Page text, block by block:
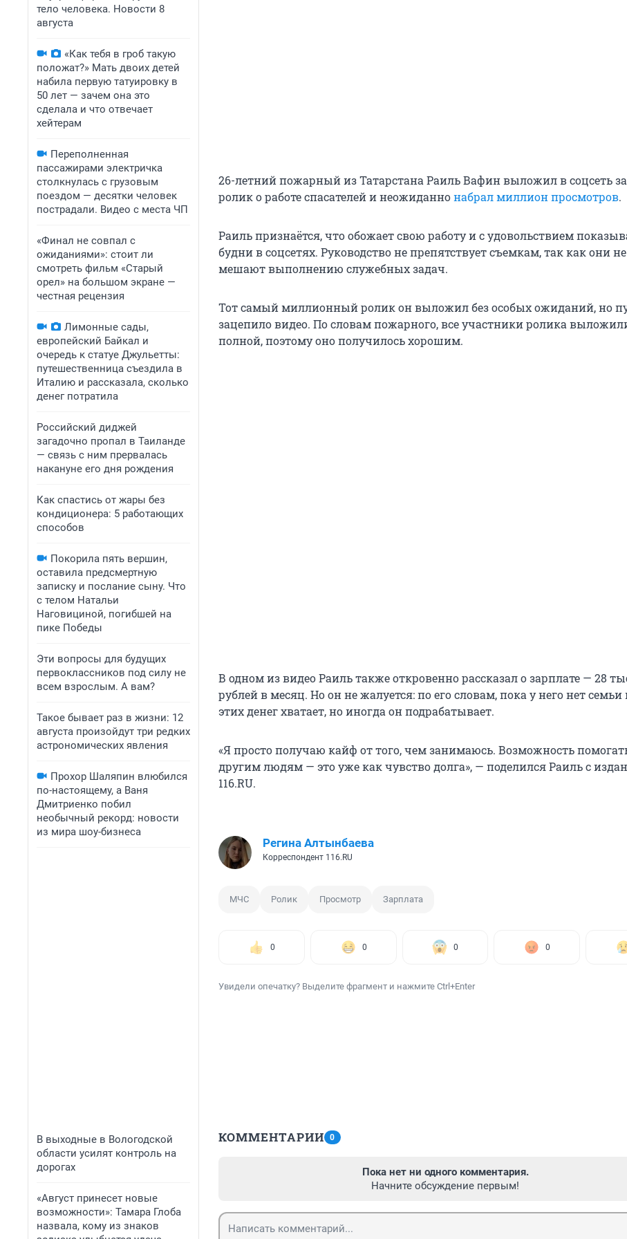
тело человека. Новости 8
августа
«Как тебя в гроб такую
положат?» Мать двоих детей
набила первую татуировку в
50 лет — зачем она это
сделала и что отвечает
хейтерам
Переполненная
пассажирами электричка
столкнулась с грузовым
поездом — десятки человек
пострадали. Видео с места ЧП
«Финал не совпал с
ожиданиями»: стоит ли
смотреть фильм «Старый
орел» на большом экране —
честная рецензия
Лимонные сады,
европейский Байкал и
очередь к статуе Джульетты:
путешественница съездила в
Италию и рассказала, сколько
денег потратила
Российский диджей
загадочно пропал в Таиланде
— связь с ним прервалась
накануне его дня рождения
Как спастись от жары без
кондиционера: 5 работающих
способов
Покорила пять вершин,
оставила предсмертную
записку и послание сыну. Что
с телом Натальи
Наговициной, погибшей на
пике Победы
Эти вопросы для будущих
первоклассников под силу не
всем взрослым. А вам?
Такое бывает раз в жизни: 12
августа произойдут три редких
астрономических явления
Прохор Шаляпин влюбился
по-настоящему, а Ваня
Дмитриенко побил
необычный рекорд: новости
из мира шоу-бизнеса
В выходные в Вологодской
области усилят контроль на
дорогах
«Август принесет новые
возможности»: Тамара Глоба
назвала, кому из знаков
26-летний пожарный из Татарстана Раиль Вафин выложил в соцсеть
ролик о работе спасателей и неожиданнонабрал миллион просмотров.
Раиль признаётся, что обожает свою работу и с удовольствием
будни в соцсетях. Руководство не препятствует съемкам, так как они не
мешают выполнению служебных задач.
Тот самый миллионный ролик он выложил без особых ожиданий, но
зацепило видео. По словам пожарного, все участники ролика
полной, поэтому оно получилось хорошим.
В одном из видео Раиль также откровенно рассказал о зарплате — 28
рублей в месяц. Но он не жалуется: по его словам, пока у него нет семьи
этих денег хватает, но иногда он подрабатывает.
«Я просто получаю кайф от того, чем занимаюсь. Возможность
другим людям — это уже как чувство долга», — поделился Раиль с
116.RU.
Регина Алтынбаева
Корреспондент 116.RU
МЧС Ролик Просмотр Зарплата
0 0 0 0
Увидели опечатку? Выделите фрагмент и нажмите Ctrl+Enter
КОММЕНТАРИИ 0
Пока нет ни одного комментария.
Начните обсуждение первым!